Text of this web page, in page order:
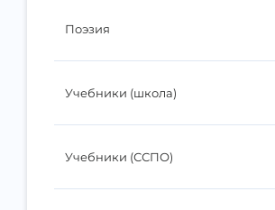
Поэзия
Учебники (школа)
Учебники (ССПО)